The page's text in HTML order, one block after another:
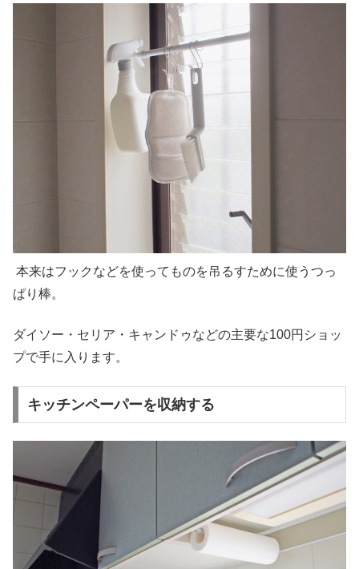
本来はフックなどを使ってものを吊るすために使うつっ
ぱり棒。
ダイソー・セリア・キャンドゥなどの主要な100円ショッ
プで手に入ります。
キッチンペーパーを収納する